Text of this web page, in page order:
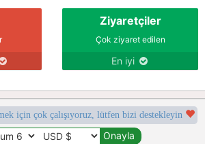
Ziyaretçiler
Çok ziyaret edilen
En iyi
için çok çalışıyoruz, lütfen bizi destekleyin